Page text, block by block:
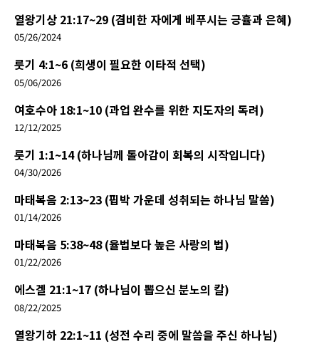
열왕기상 21:17~29 (겸비한 자에게 베푸시는 긍휼과 은혜)
05/26/2024
룻기 4:1~6 (희생이 필요한 이타적 선택)
05/06/2026
여호수아 18:1~10 (과업 완수를 위한 지도자의 독려)
12/12/2025
룻기 1:1~14 (하나님께 돌아감이 회복의 시작입니다)
04/30/2026
마태복음 2:13~23 (핍박 가운데 성취되는 하나님 말씀)
01/14/2026
마태복음 5:38~48 (율법보다 높은 사랑의 법)
01/22/2026
에스겔 21:1~17 (하나님이 뽑으신 분노의 칼)
08/22/2025
열왕기하 22:1~11 (성전 수리 중에 말씀을 주신 하나님)